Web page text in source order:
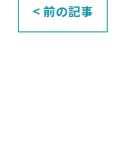
< 前の記事